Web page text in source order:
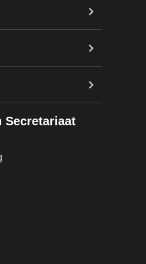
Secretariaat
pagina (opent in nieuw
(opent in nieuw tabblad)
pagina (opent in nieuw
Instagram pagina (opent in
YouTube pagina (opent in